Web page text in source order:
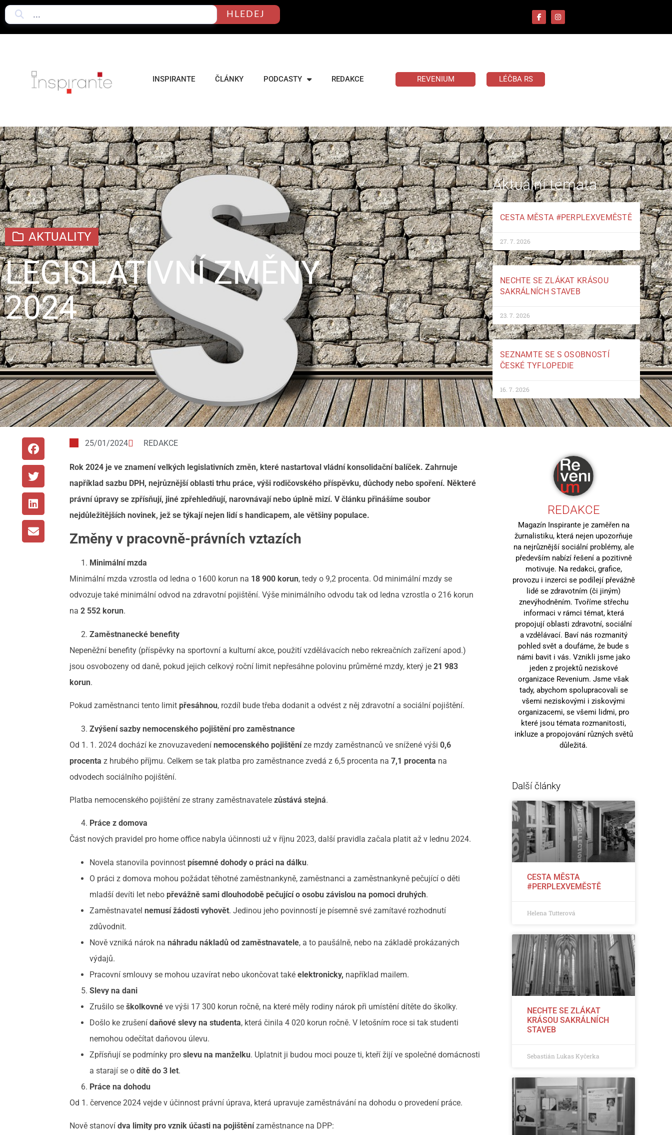
HLEDEJ
INSPIRANTE ČLÁNKY PODCASTY REDAKCE REVENIUM LÉČBA RS
AKTUALITY
LEGISLATIVNÍ ZMĚNY
2024
Aktuální témata
CESTA MĚSTA #PERPLEXVEMĚSTĚ
27. 7. 2026
NECHTE SE ZLÁKAT KRÁSOU
SAKRÁLNÍCH STAVEB
23. 7. 2026
SEZNAMTE SE S OSOBNOSTÍ
ČESKÉ TYFLOPEDIE
16. 7. 2026
25/01/2024 REDAKCE
Rok 2024 je ve znamení velkých legislativních změn, které nastartoval vládní konsolidační balíček. Zahrnuje
například sazbu DPH, nejrůznější oblasti trhu práce, výši rodičovského příspěvku, důchody nebo spoření. Některé
právní úpravy se zpřísňují, jiné zpřehledňují, narovnávají nebo úplně mizí. V článku přinášíme soubor
nejdůležitějších novinek, jež se týkají nejen lidí s handicapem, ale většiny populace.
Změny v pracovně-právních vztazích
Minimální mzda
Minimální mzda vzrostla od ledna o 1600 korun na 18 900 korun, tedy o 9,2 procenta. Od minimální mzdy se
odvozuje také minimální odvod na zdravotní pojištění. Výše minimálního odvodu tak od ledna vzrostla o 216 korun
na2 552 korun.
Zaměstnanecké benefity
Nepeněžní benefity (příspěvky na sportovní a kulturní akce, použití vzdělávacích nebo rekreačních zařízení apod.)
jsou osvobozeny od daně, pokud jejich celkový roční limit nepřesáhne polovinu průměrné mzdy, který je21 983
korun.
Pokud zaměstnanci tento limitpřesáhnou, rozdíl bude třeba dodanit a odvést z něj zdravotní a sociální pojištění.
Zvýšení sazby nemocenského pojištění pro zaměstnance
Od 1. 1. 2024 dochází ke znovuzavedenínemocenského pojištěníze mzdy zaměstnanců ve snížené výši0,6
procentaz hrubého příjmu. Celkem se tak platba pro zaměstnance zvedá z 6,5 procenta na7,1 procenta na
odvodech sociálního pojištění.
Platba nemocenského pojištění ze strany zaměstnavatelezůstává stejná.
Práce z domova
Část nových pravidel pro home office nabyla účinnosti už v říjnu 2023, další pravidla začala platit až v lednu 2024.
Novela stanovila povinnostpísemné dohody o práci na dálku.
O práci z domova mohou požádat těhotné zaměstnankyně, zaměstnanci a zaměstnankyně pečující o děti
mladší devíti let nebopřevážně sami dlouhodobě pečující o osobu závislou na pomoci druhých.
Zaměstnavatelnemusí žádosti vyhovět. Jedinou jeho povinností je písemně své zamítavé rozhodnutí
zdůvodnit.
Nově vzniká nárok nanáhradu nákladů od zaměstnavatele, a to paušálně, nebo na základě prokázaných
výdajů.
Pracovní smlouvy se mohou uzavírat nebo ukončovat takéelektronicky, například mailem.
Slevy na dani
Zrušilo seškolkovné ve výši 17 300 korun ročně, na které měly rodiny nárok při umístění dítěte do školky.
Došlo ke zrušenídaňové slevy na studenta, která činila 4 020 korun ročně. V letošním roce si tak studenti
nemohou odečítat daňovou úlevu.
Zpřísňují se podmínky proslevu na manželku. Uplatnit ji budou moci pouze ti, kteří žijí ve společné domácnosti
a starají se odítě do 3 let.
Práce na dohodu
Od 1. července 2024 vejde v účinnost právní úprava, která upravuje zaměstnávání na dohodu o provedení práce.
Nově stanovídva limity pro vznik účasti na pojištěnízaměstnance na DPP:
REDAKCE
Magazín Inspirante je zaměřen na
žurnalistiku, která nejen upozorňuje
na nejrůznější sociální problémy, ale
především nabízí řešení a pozitivně
motivuje. Na redakci, grafice,
provozu i inzerci se podílejí převážně
lidé se zdravotním (či jiným)
znevýhodněním. Tvoříme střechu
informaci v rámci témat, která
propojují oblasti zdravotní, sociální
a vzdělávací. Baví nás rozmanitý
pohled svět a doufáme, že bude s
námi bavit i vás. Vznikli jsme jako
jeden z projektů neziskové
organizace Revenium. Jsme však
tady, abychom spolupracovali se
všemi neziskovými i ziskovými
organizacemi, se všemi lidmi, pro
které jsou témata rozmanitosti,
inkluze a propojování různých světů
důležitá.
Další články
CESTA MĚSTA
#PERPLEXVEMĚSTĚ
Helena Tutterová
NECHTE SE ZLÁKAT
KRÁSOU SAKRÁLNÍCH
STAVEB
Sebastián Lukas Kyčerka